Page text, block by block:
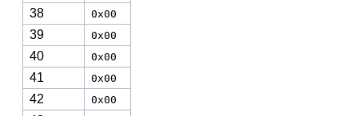
38 0x00
39 0x00
40 0x00
41 0x00
42 0x00